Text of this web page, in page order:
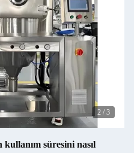
2 / 3
süresini nasıl